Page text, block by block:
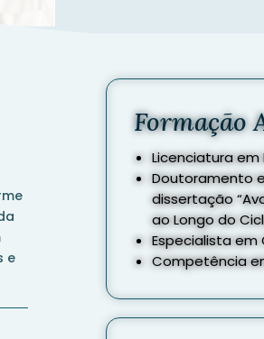
e
Formação
Licenciatura em
Doutoramento
dissertação
ao Longo do
Especialista
Competência